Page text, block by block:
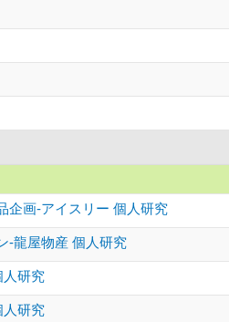
企画-アイスリー 個人研究
-龍屋物産 個人研究
人研究
人研究